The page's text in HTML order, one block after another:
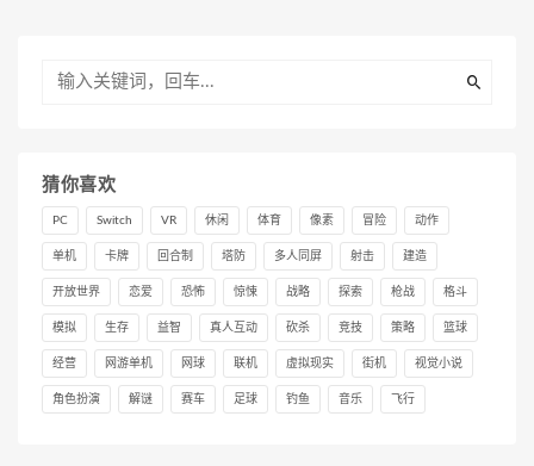
猜你喜欢
PC Switch VR 休闲 体育 像素 冒险 动作
单机 卡牌 回合制 塔防 多人同屏 射击 建造
开放世界 恋爱 恐怖 惊悚 战略 探索 枪战 格斗
模拟 生存 益智 真人互动 砍杀 竞技 策略 篮球
经营 网游单机 网球 联机 虚拟现实 街机 视觉小说
角色扮演 解谜 赛车 足球 钓鱼 音乐 飞行